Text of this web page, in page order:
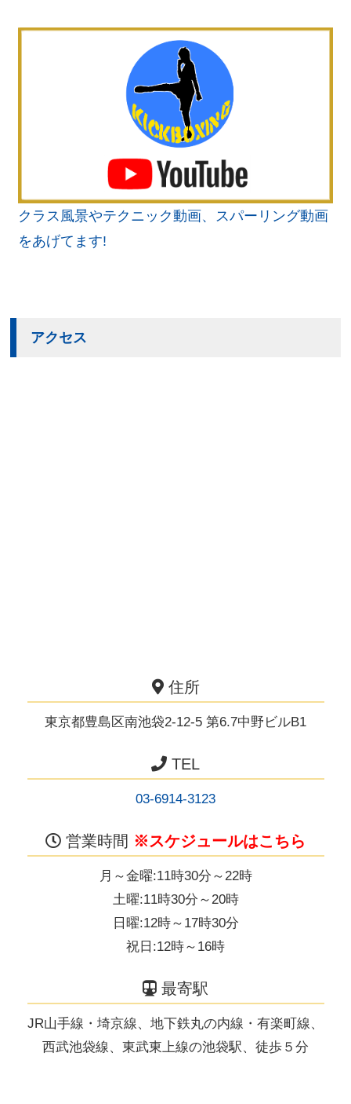
クラス風景やテクニック動画、スパーリング動画
をあげてます!
アクセス
住所
東京都豊島区南池袋2-12-5 第6.7中野ビルB1
TEL
03-6914-3123
営業時間 ※スケジュールはこちら
月～金曜:11時30分～22時
土曜:11時30分～20時
日曜:12時～17時30分
祝日:12時～16時
最寄駅
JR山手線・埼京線、地下鉄丸の内線・有楽町線、
西武池袋線、東武東上線の池袋駅、徒歩５分